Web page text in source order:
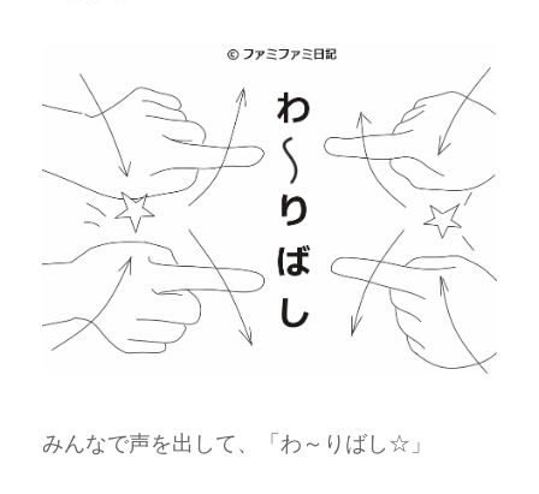
みんなで声を出して、「わ～りばし☆」